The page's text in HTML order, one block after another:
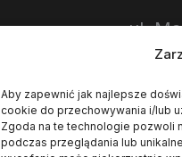
Aby zapewnić jak najlepsze
cookie do przechowywania i/lub
Zgoda na te technologie pozwoli
podczas przeglądania lub
ul.
40-
NIP: